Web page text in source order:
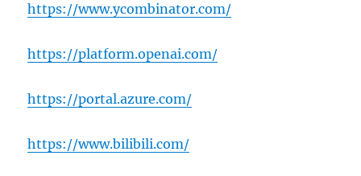
https://www.ycombinator.com/
https://platform.openai.com/
https://portal.azure.com/
https://www.bilibili.com/